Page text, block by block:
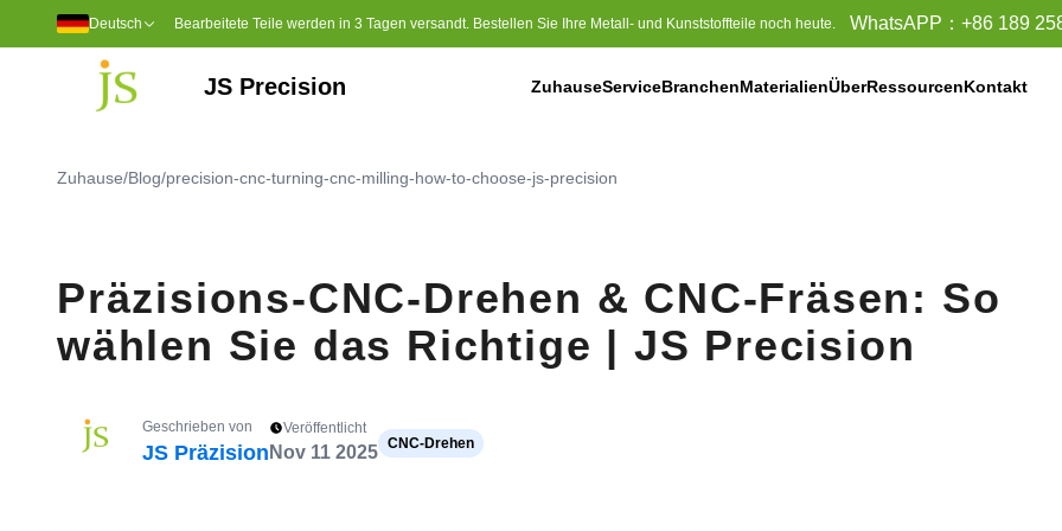
Deutsch Bearbeitete Teile werden in 3 Tagen versandt. Bestellen Sie Ihre Metall- und Kunststoffteile noch heute. WhatsAPP： +86 189
JS Precision ZuhauseServiceBranchenMaterialienÜberRessourcenKontakt
Zuhause/Blog/precision-cnc-turning-cnc-milling-how-to-choose-js-precision
Präzisions-CNC-Drehen & CNC-Fräsen: So
wählen Sie das Richtige | JS Precision
Geschrieben von
JS Präzision
Veröffentlicht
Nov 11 2025 CNC-Drehen